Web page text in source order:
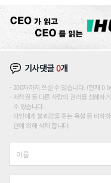
기사댓글0개
200자까지 쓰실 수 있습니다. (현재 0
저작권 등 다른 사람의 권리를 침해하
수 있습니다.
타인에게 불쾌감을 주는 욕설 등 비하
단에 의해 삭제 합니다.